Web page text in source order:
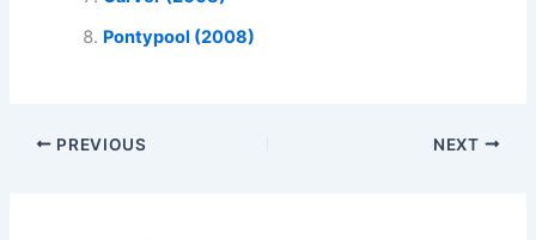
Pontypool (2008)
PREVIOUS NEXT